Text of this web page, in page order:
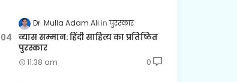
Dr. Mulla Adam Ali पुरस्कार
व्यास सम्मान: हिंदी साहित्य का प्रतिष्ठित
पुरस्कार
11:38 am 0